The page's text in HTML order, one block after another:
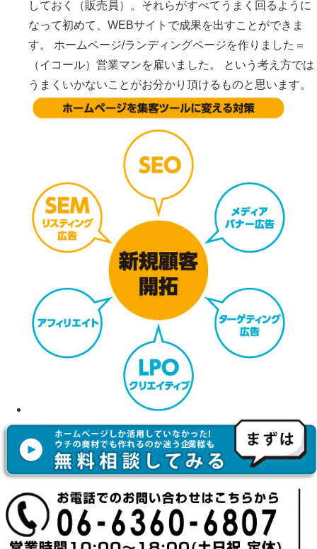
しておく（販売員）。それらがすべてうまく回るように
なって初めて、WEBサイトで成果を出すことができま
す。 ホームページ/ランディングページを作りました＝
（イコール）営業マンを雇いました。 という考え方では
うまくいかないことがお分かり頂けるものと思います。